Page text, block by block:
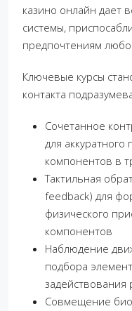
казино онлайн дает
системы,
предпочтениям
Ключевые курсы
контакта
Сочетанное
для
компонентов в
Тактильная
feedback) для
физического
компонентов
Наблюдение
подбора
задействования
Совмещение